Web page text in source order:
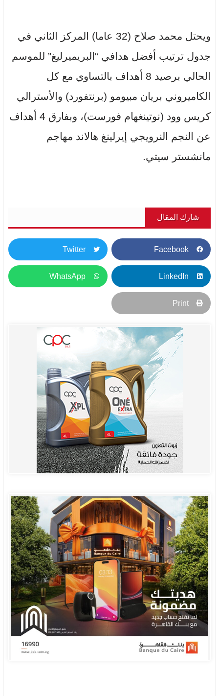
ويحتل محمد صلاح (32 عاما) المركز الثاني في
جدول ترتيب أفضل هدافي “البريميرليغ” للموسم
الحالي برصيد 8 أهداف بالتساوي مع كل
الكاميروني بريان مبيومو (برنتفورد) والأسترالي
كريس وود (نوتينغهام فورست)، وبفارق 4 أهداف
عن النجم النرويجي إيرلينغ هالاند مهاجم
مانشستر سيتي.
شارك المقال
Facebook
Twitter
LinkedIn
WhatsApp
Print